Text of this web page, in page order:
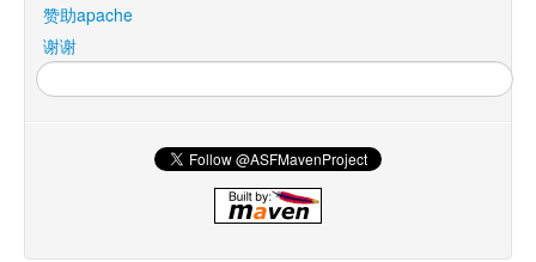
赞助apache
谢谢